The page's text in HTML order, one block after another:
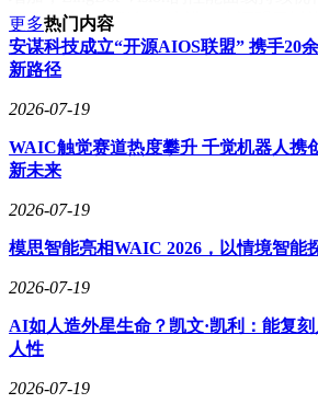
型常见的饱和现象，这进一步证明了以
架构在处理复杂现实环境时的巨大潜力
目前，LingBot-Vision已在Hugging Face
完全开源，包含从giant到small四个尺寸
人赋予更敏锐的物理感知能力，推动具
交互未来。
更多热门内容
安谋科技成立“开源AIOS联盟” 携手20
新路径
2026-07-19
WAIC触觉赛道热度攀升 千觉机器人携
新未来
2026-07-19
模思智能亮相WAIC 2026，以情境智能
2026-07-19
AI如人造外星生命？凯文·凯利：能复
人性
2026-07-19